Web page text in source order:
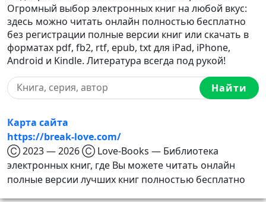
Огромный выбор электронных книг на любой вкус:
здесь можно читать онлайн полностью бесплатно
без регистрации полные версии книг или скачать в
форматах pdf, fb2, rtf, epub, txt для iPad, iPhone,
Android и Kindle. Литература всегда под рукой!
Найти
Карта сайта
https://break-love.com/
Ⓒ 2023 — 2026 Ⓒ Love-Books — Библиотека
электронных книг, где Вы можете читать онлайн
полные версии лучших книг полностью бесплатно